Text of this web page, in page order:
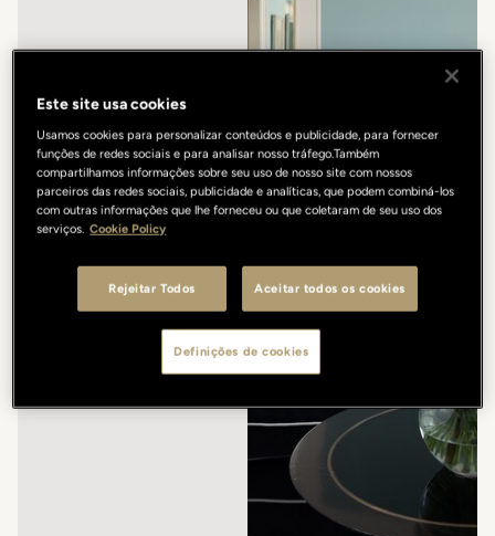
Este site usa cookies
Usamos cookies para personalizar conteúdos e publicidade, para fornecer
funções de redes sociais e para analisar nosso tráfego.Também
compartilhamos informações sobre seu uso de nosso site com nossos
parceiros das redes sociais, publicidade e analíticas, que podem combiná-los
com outras informações que lhe forneceu ou que coletaram de seu uso dos
serviços. Cookie Policy
Rejeitar Todos Aceitar todos os cookies
Definições de cookies